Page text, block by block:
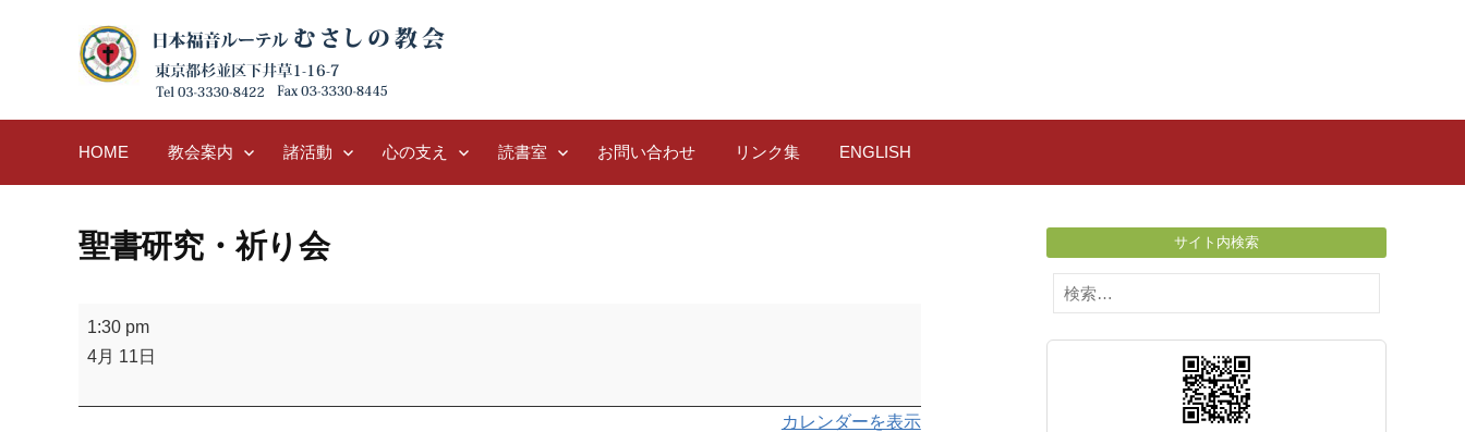
HOME 教会案内 諸活動 心の支え 読書室 お問い合わせ リンク集 ENGLISH
聖書研究・祈り会
聖
書
究・
1:30 pm
4月 11日
カレンダーを表示
サイト内検索
検
索: